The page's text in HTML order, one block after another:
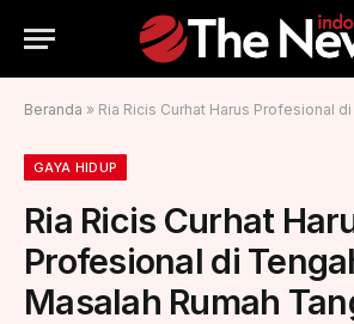
Beranda » Ria Ricis Curhat Harus Profesional di
GAYA HIDUP
Ria Ricis Curhat
Profesional di
Masalah Rumah